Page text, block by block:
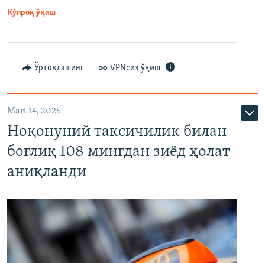
Кўпроқ ўқиш
Ўртоқлашинг VPNсиз ўқиш
Mart 14, 2025
Ноқонуний таксичилик билан
боғлиқ 108 мингдан зиёд ҳолат
аниқланди